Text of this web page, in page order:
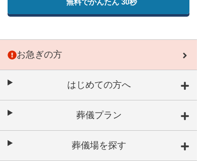
無料でかんたん 30秒
お急ぎの方
はじめての方へ
葬儀プラン
葬儀場を探す